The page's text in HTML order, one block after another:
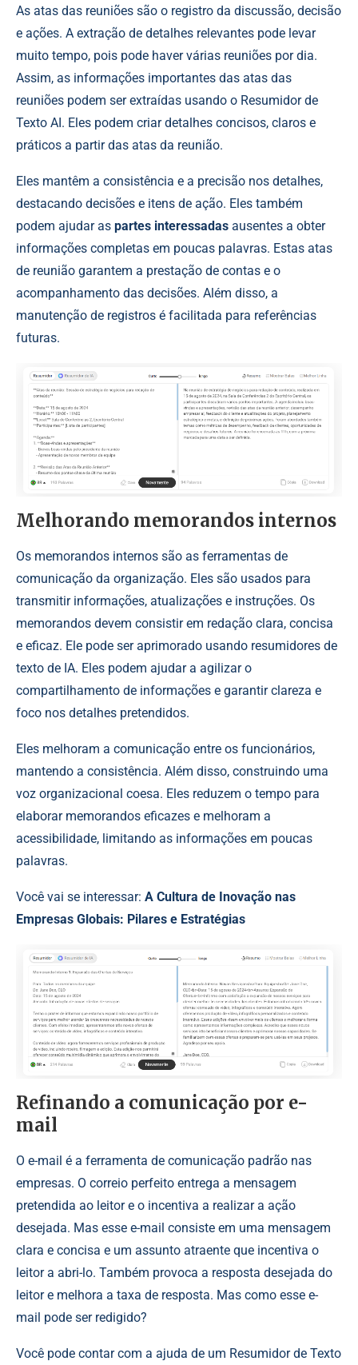
As atas das reuniões são o registro da discussão, decisão
e ações. A extração de detalhes relevantes pode levar
muito tempo, pois pode haver várias reuniões por dia.
Assim, as informações importantes das atas das
reuniões podem ser extraídas usando o Resumidor de
Texto AI. Eles podem criar detalhes concisos, claros e
práticos a partir das atas da reunião.
Eles mantêm a consistência e a precisão nos detalhes,
destacando decisões e itens de ação. Eles também
podem ajudar as partes interessadas ausentes a obter
informações completas em poucas palavras. Estas atas
de reunião garantem a prestação de contas e o
acompanhamento das decisões. Além disso, a
manutenção de registros é facilitada para referências
futuras.
Melhorando memorandos internos
Os memorandos internos são as ferramentas de
comunicação da organização. Eles são usados para
transmitir informações, atualizações e instruções. Os
memorandos devem consistir em redação clara, concisa
e eficaz. Ele pode ser aprimorado usando resumidores de
texto de IA. Eles podem ajudar a agilizar o
compartilhamento de informações e garantir clareza e
foco nos detalhes pretendidos.
Eles melhoram a comunicação entre os funcionários,
mantendo a consistência. Além disso, construindo uma
voz organizacional coesa. Eles reduzem o tempo para
elaborar memorandos eficazes e melhoram a
acessibilidade, limitando as informações em poucas
palavras.
Você vai se interessar: A Cultura de Inovação nas
Empresas Globais: Pilares e Estratégias
Refinando a comunicação por e-
mail
O e-mail é a ferramenta de comunicação padrão nas
empresas. O correio perfeito entrega a mensagem
pretendida ao leitor e o incentiva a realizar a ação
desejada. Mas esse e-mail consiste em uma mensagem
clara e concisa e um assunto atraente que incentiva o
leitor a abri-lo. Também provoca a resposta desejada do
leitor e melhora a taxa de resposta. Mas como esse e-
mail pode ser redigido?
Você pode contar com a ajuda de um Resumidor de Texto